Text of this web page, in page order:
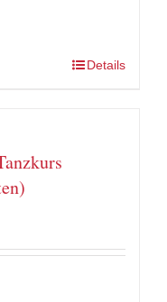
Details